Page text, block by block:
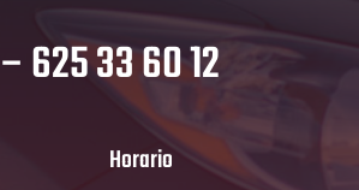
625 33 60 12
Horario